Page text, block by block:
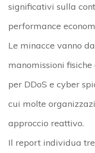
significativi sulla
performance
Le minacce vanno
manomissioni
per DDoS e cyber
cui molte
approccio reattivo.
Il report individua